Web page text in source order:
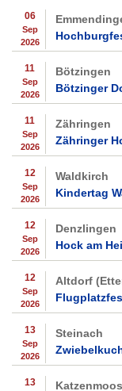
06
Sep
2026
11
Sep
2026
Bötzingen
Bötzinger
11
Sep
2026
Zähringen
Zähringer
12
Sep
2026
Waldkirch
Kindertag
12
Sep
2026
Denzlingen
Hock am
12
Sep
2026
Altdorf
13
Sep
2026
Steinach
13
Katzenmoos